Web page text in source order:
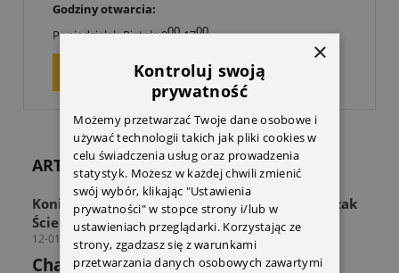
Godziny otwarcia:
Poniedziałek-Piątek: 900-1700
ZAPYTAJ O PRODUKT
ARTYKUŁY
Koniec z zagraconą przestrzenią! Odkryj Wieszak
Ścienny THULE Wall Hanger
12-01-2026
Chaos w strefie sprzętu? Sprawdź jak
×
Kontroluj swoją
prywatność
Możemy przetwarzać Twoje dane osobowe i
używać technologii takich jak pliki cookies w
celu świadczenia usług oraz prowadzenia
statystyk. Możesz w każdej chwili zmienić
swój wybór, klikając "Ustawienia
prywatności" w stopce strony i/lub w
ustawieniach przeglądarki. Korzystając ze
strony, zgadzasz się z warunkami
przetwarzania danych osobowych zawartymi